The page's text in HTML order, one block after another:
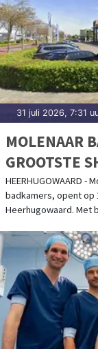
31 juli 2026, 7:31
MOLENAAR
GROOTSTE
HEERHUGOWAARD
badkamers, opent op
Heerhugowaard. Met